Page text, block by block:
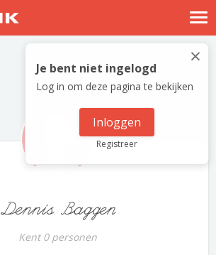
Nostalgische verhalen
Log in
Meld je gratis aan
×
Je bent niet ingelogd
Log in om deze pagina te bekijken
Inloggen
Registreer
Dennis Baggen
Kent 0 personen